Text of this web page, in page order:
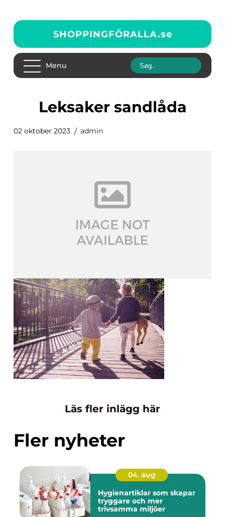
SHOPPINGFÖRALLA.se
Menu
leksaker sandlåda
02 oktober 2023 admin
Läs fler inlägg här
Fler nyheter
04. aug
Hygienartiklar som skapar
tryggare och mer
trivsamma miljöer